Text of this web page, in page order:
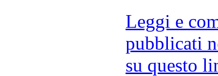
Leggi e
pubblicati
su questo